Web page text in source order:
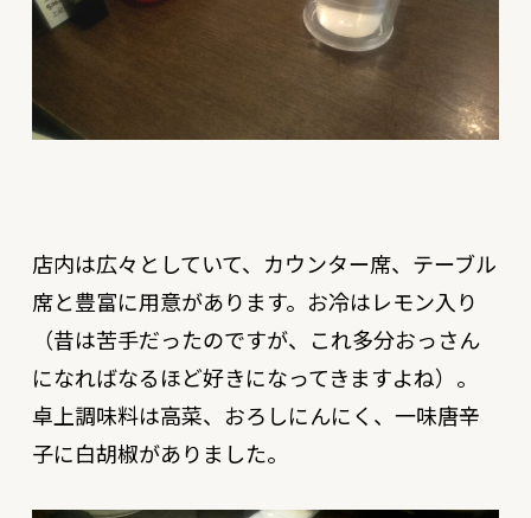
店内は広々としていて、カウンター席、テーブル
席と豊富に用意があります。お冷はレモン入り
（昔は苦手だったのですが、これ多分おっさん
になればなるほど好きになってきますよね）。
卓上調味料は高菜、おろしにんにく、一味唐辛
子に白胡椒がありました。